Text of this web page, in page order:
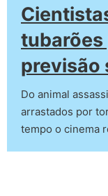
tubarões
previsão
Do animal
arrastados por
tempo o cinema